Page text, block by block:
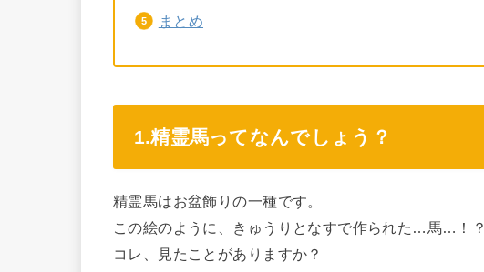
まとめ
1.精霊馬ってなんでしょう？
精霊馬はお盆飾りの一種です。
この絵のように、きゅうりとなすで作られた…馬…！？
コレ、見たことがありますか？